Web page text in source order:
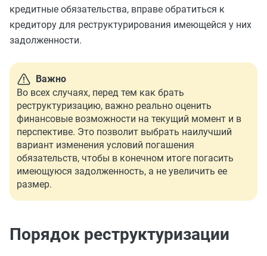
кредитные обязательства, вправе обратиться к
кредитору для реструктурирования имеющейся у них
задолженности.
Важно
Во всех случаях, перед тем как брать
реструктуризацию, важно реально оценить
финансовые возможности на текущий момент и в
перспективе. Это позволит выбрать наилучший
вариант изменения условий погашения
обязательств, чтобы в конечном итоге погасить
имеющуюся задолженность, а не увеличить ее
размер.
Порядок реструктуризации